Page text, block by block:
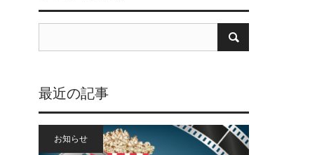
最近の記事
お知らせ